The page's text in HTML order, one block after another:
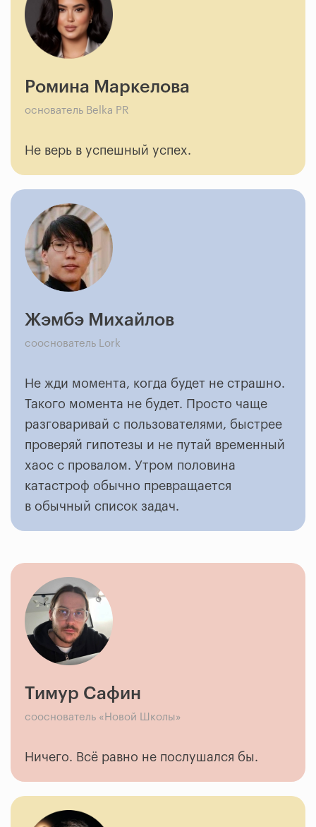
Ромина Маркелова
основатель Belka PR
Не верь в успешный успех.
Жэмбэ Михайлов
сооснователь Lork
Не жди момента, когда будет не страшно.
Такого момента не будет. Просто чаще
разговаривай с пользователями, быстрее
проверяй гипотезы и не путай временный
хаос с провалом. Утром половина
катастроф обычно превращается
в обычный список задач.
Тимур Сафин
сооснователь «Новой Школы»
Ничего. Всё равно не послушался бы.